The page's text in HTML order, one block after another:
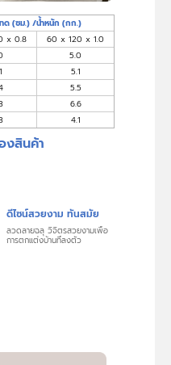
ด (ซม.) /น้ำหนัก (กก.)
x 0.8
60 x 120 x 1.0
5.0
5.1
5.5
6.6
4.1
สินค้า
ดีไซน์สวยงาม ทันสมัย
ลวดลายฉลุ วิจิตรสวยงามเพื่อ
การตกแต่งบ้านที่ลงตัว